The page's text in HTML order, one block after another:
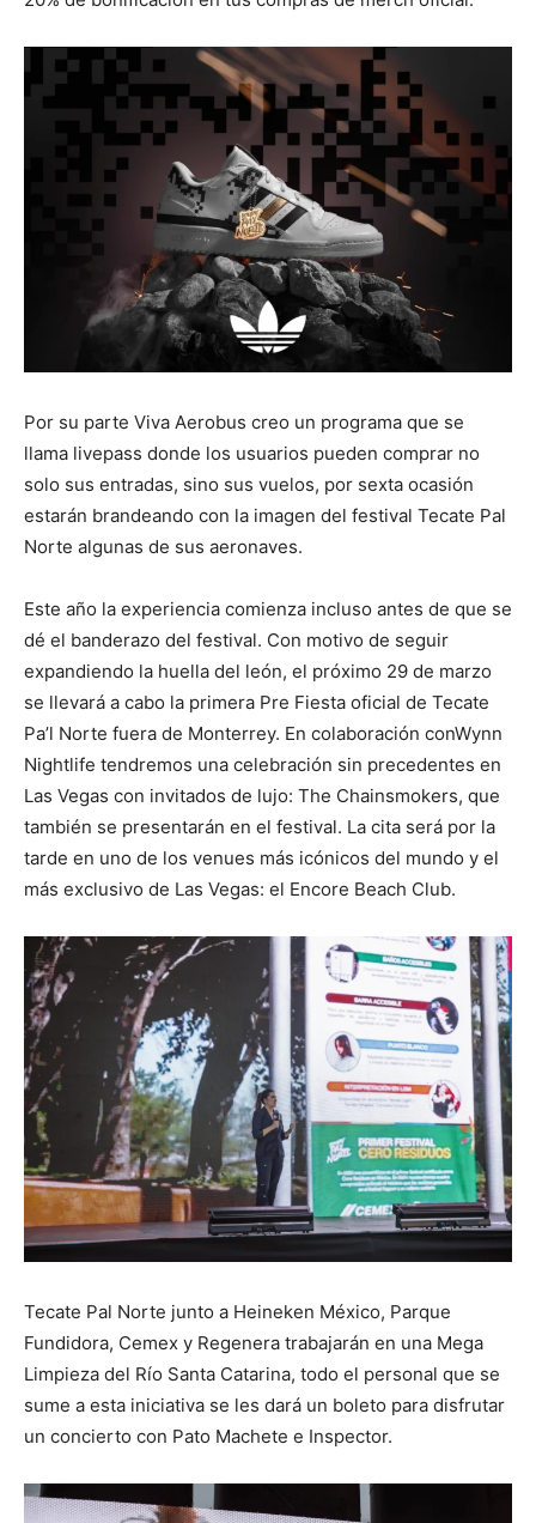
Por su parte Viva Aerobus creo un programa que se
llama livepass donde los usuarios pueden comprar no
solo sus entradas, sino sus vuelos, por sexta ocasión
estarán brandeando con la imagen del festival Tecate Pal
Norte algunas de sus aeronaves.
Este año la experiencia comienza incluso antes de que se
dé el banderazo del festival. Con motivo de seguir
expandiendo la huella del león, el próximo 29 de marzo
se llevará a cabo la primera Pre Fiesta oficial de Tecate
Pa’l Norte fuera de Monterrey. En colaboración conWynn
Nightlife tendremos una celebración sin precedentes en
Las Vegas con invitados de lujo: The Chainsmokers, que
también se presentarán en el festival. La cita será por la
tarde en uno de los venues más icónicos del mundo y el
más exclusivo de Las Vegas: el Encore Beach Club.
Tecate Pal Norte junto a Heineken México, Parque
Fundidora, Cemex y Regenera trabajarán en una Mega
Limpieza del Río Santa Catarina, todo el personal que se
sume a esta iniciativa se les dará un boleto para disfrutar
un concierto con Pato Machete e Inspector.